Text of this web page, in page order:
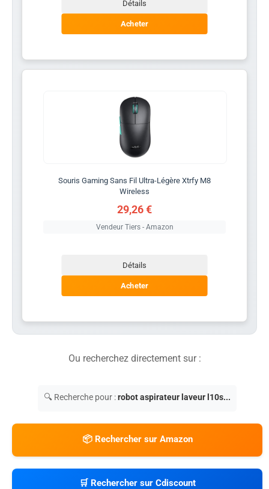
Détails
Acheter
Souris Gaming Sans Fil Ultra-Légère Xtrfy M8
Wireless
29,26 €
Vendeur Tiers - Amazon
Détails
Acheter
Ou recherchez directement sur :
🔍 Recherche pour :robot aspirateur laveur l10s...
📦 Rechercher sur Amazon
🛒 Rechercher sur Cdiscount